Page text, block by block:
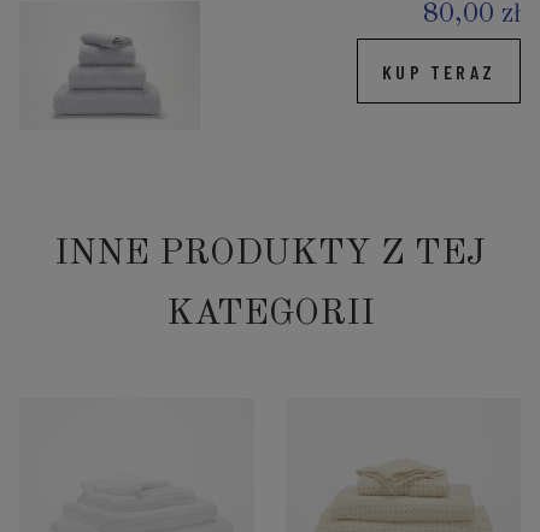
80,00 zł
KUP TERAZ
INNE PRODUKTY Z TEJ
KATEGORII